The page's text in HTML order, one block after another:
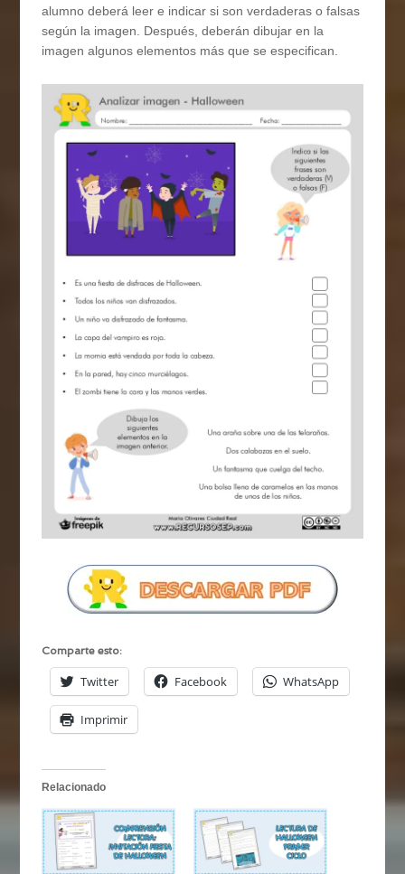
alumno deberá leer e indicar si son verdaderas o falsas
según la imagen. Después, deberán dibujar en la
imagen algunos elementos más que se especifican.
Comparte esto:
Twitter Facebook WhatsApp
Imprimir
Relacionado